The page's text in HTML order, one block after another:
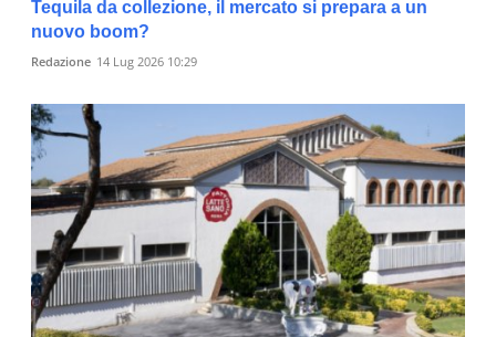
Tequila da collezione, il mercato si prepara a un
nuovo boom?
Redazione 14 Lug 2026 10:29